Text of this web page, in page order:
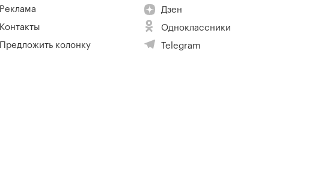
Реклама
Контакты
Предложить колонку
Дзен
Одноклассники
Telegram